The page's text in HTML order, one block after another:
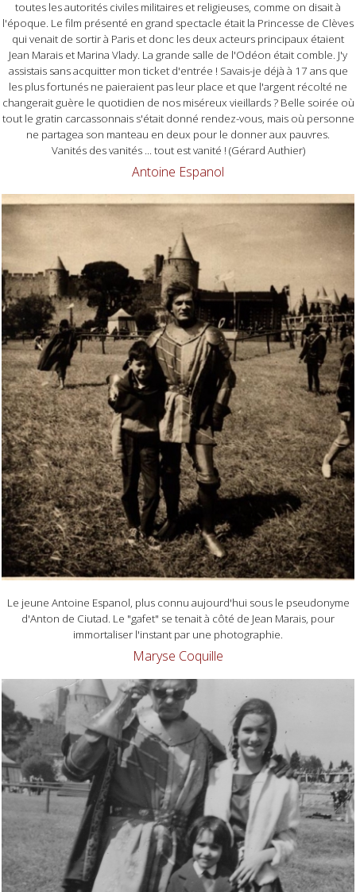
toutes les autorités civiles militaires et religieuses, comme on disait à
l'époque. Le film présenté en grand spectacle était la Princesse de Clèves
qui venait de sortir à Paris et donc les deux acteurs principaux étaient
Jean Marais et Marina Vlady. La grande salle de l'Odéon était comble. J'y
assistais sans acquitter mon ticket d'entrée ! Savais-je déjà à 17 ans que
les plus fortunés ne paieraient pas leur place et que l'argent récolté ne
changerait guère le quotidien de nos miséreux vieillards ? Belle soirée où
tout le gratin carcassonnais s'était donné rendez-vous, mais où personne
ne partagea son manteau en deux pour le donner aux pauvres.
Vanités des vanités ... tout est vanité ! (Gérard Authier)
Antoine Espanol
Le jeune Antoine Espanol, plus connu aujourd'hui sous le pseudonyme
d'Anton de Ciutad. Le "gafet" se tenait à côté de Jean Marais, pour
immortaliser l'instant par une photographie.
Maryse Coquille